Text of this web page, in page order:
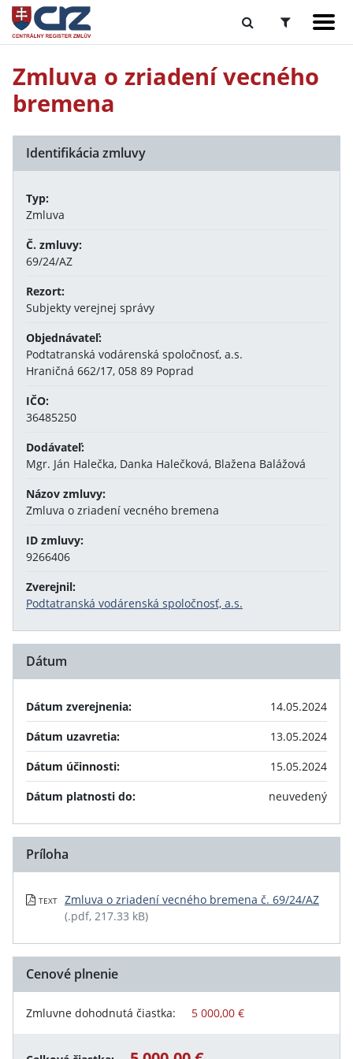
Zmluva o zriadení vecného
bremena
Identifikácia zmluvy
Typ:
Zmluva
Č. zmluvy:
69/24/AZ
Rezort:
Subjekty verejnej správy
Objednávateľ:
Podtatranská vodárenská spoločnosť, a.s.
Hraničná 662/17, 058 89 Poprad
IČO:
36485250
Dodávateľ:
Mgr. Ján Halečka, Danka Halečková, Blažena Balážová
Názov zmluvy:
Zmluva o zriadení vecného bremena
ID zmluvy:
9266406
Zverejnil:
Podtatranská vodárenská spoločnosť, a.s.
Dátum
Dátum zverejnenia:
14.05.2024
Dátum uzavretia:
13.05.2024
Dátum účinnosti:
15.05.2024
Dátum platnosti do:
neuvedený
Príloha
TEXT
Zmluva o zriadení vecného bremena č. 69/24/AZ
(.pdf, 217.33 kB)
Cenové plnenie
Zmluvne dohodnutá čiastka: 5 000,00 €